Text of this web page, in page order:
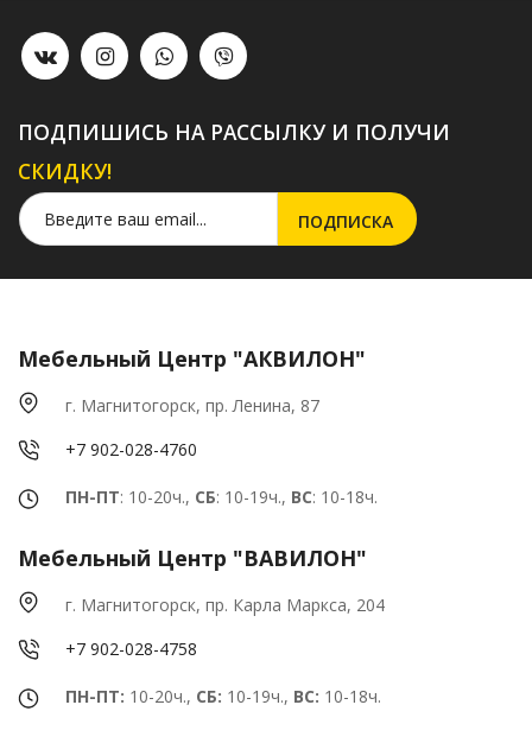
ПОДПИШИСЬ НА РАССЫЛКУ И ПОЛУЧИ
СКИДКУ!
Мебельный Центр "АКВИЛОН"
г. Магнитогорск, пр. Ленина, 87
+7 902-028-4760
ПН-ПТ: 10-20ч., СБ: 10-19ч., ВС: 10-18ч.
Мебельный Центр "ВАВИЛОН"
г. Магнитогорск, пр. Карла Маркса, 204
+7 902-028-4758
ПН-ПТ: 10-20ч., СБ: 10-19ч., ВС: 10-18ч.